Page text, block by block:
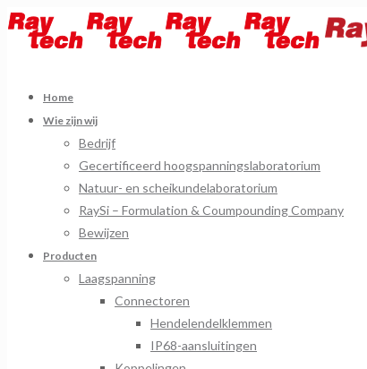
Home
Wie zijn wij
Bedrijf
Gecertificeerd hoogspanningslaboratorium
Natuur- en scheikundelaboratorium
RaySi – Formulation & Coumpounding Company
Bewijzen
Producten
Laagspanning
Connectoren
Hendelendelklemmen
IP68-aansluitingen